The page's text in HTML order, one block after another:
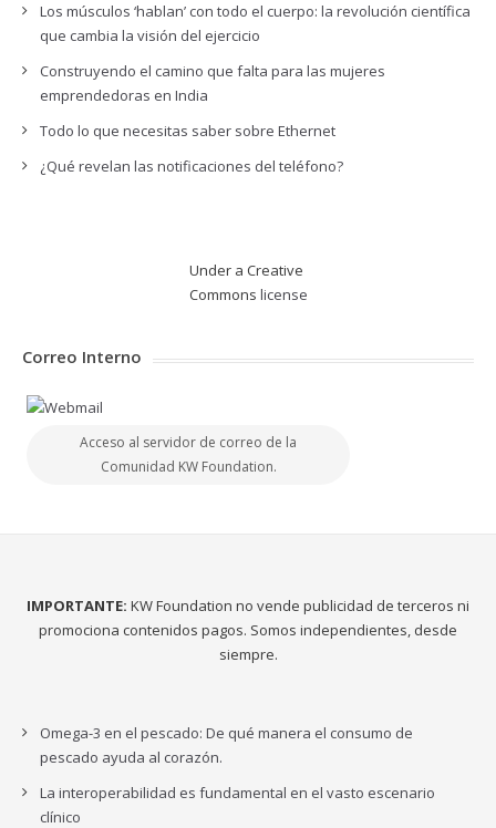
Los músculos ‘hablan’ con todo el cuerpo: la revolución científica
que cambia la visión del ejercicio
Construyendo el camino que falta para las mujeres
emprendedoras en India
Todo lo que necesitas saber sobre Ethernet
¿Qué revelan las notificaciones del teléfono?
Under a Creative
Commons license
Correo Interno
Acceso al servidor de correo de la
Comunidad KW Foundation.
IMPORTANTE: KW Foundation no vende publicidad de terceros ni
promociona contenidos pagos. Somos independientes, desde
siempre.
Omega-3 en el pescado: De qué manera el consumo de
pescado ayuda al corazón.
La interoperabilidad es fundamental en el vasto escenario
clínico